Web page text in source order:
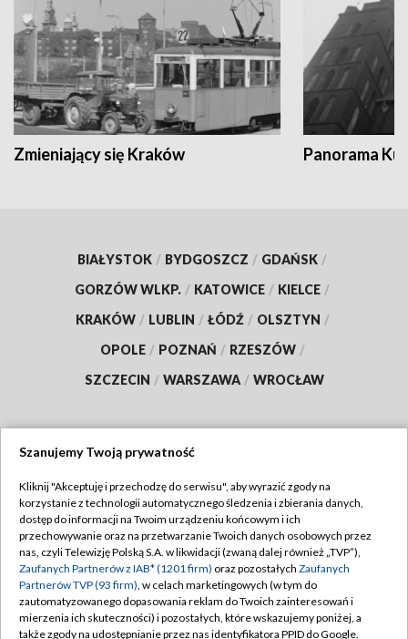
Zmieniający się Kraków Panorama
BIAŁYSTOK / BYDGOSZCZ / GDAŃSK /
GORZÓW WLKP. / KATOWICE / KIELCE /
KRAKÓW / LUBLIN / ŁÓDŹ / OLSZTYN /
OPOLE / POZNAŃ / RZESZÓW /
SZCZECIN / WARSZAWA / WROCŁAW
TVP
Abonament TVP
Emisja w TVP
Centrum informacji TVP
Naziemna Telewizja Cyfrowa
Regulamin TVP
Polityka prywatności
Moje zgody
Pomoc
Szanujemy Twoją prywatność
Kliknij "Akceptuję i przechodzę do serwisu", aby wyrazić zgody na
korzystanie z technologii automatycznego śledzenia i zbierania danych,
dostęp do informacji na Twoim urządzeniu końcowym i ich
przechowywanie oraz na przetwarzanie Twoich danych osobowych przez
nas, czyli Telewizję Polską S.A. w likwidacji (zwaną dalej również „TVP”),
Zaufanych Partnerów z IAB* (1201 firm) oraz pozostałych Zaufanych
Partnerów TVP (93 firm), w celach marketingowych (w tym do
zautomatyzowanego dopasowania reklam do Twoich zainteresowań i
mierzenia ich skuteczności) i pozostałych, które wskazujemy poniżej, a
także zgody na udostępnianie przez nas identyfikatora PPID do Google.